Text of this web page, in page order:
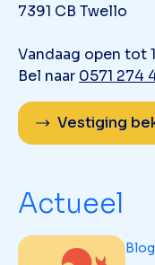
7391 CB Twello
Vandaag open tot
Bel naar 0571 274
Vestiging
Actueel